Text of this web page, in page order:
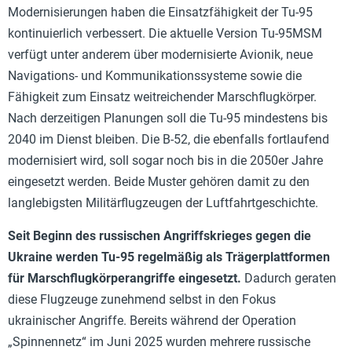
Modernisierungen haben die Einsatzfähigkeit der Tu-95
kontinuierlich verbessert. Die aktuelle Version Tu-95MSM
verfügt unter anderem über modernisierte Avionik, neue
Navigations- und Kommunikationssysteme sowie die
Fähigkeit zum Einsatz weitreichender Marschflugkörper.
Nach derzeitigen Planungen soll die Tu-95 mindestens bis
2040 im Dienst bleiben. Die B-52, die ebenfalls fortlaufend
modernisiert wird, soll sogar noch bis in die 2050er Jahre
eingesetzt werden. Beide Muster gehören damit zu den
langlebigsten Militärflugzeugen der Luftfahrtgeschichte.
Seit Beginn des russischen Angriffskrieges gegen die
Ukraine werden Tu-95 regelmäßig als Trägerplattformen
für Marschflugkörperangriffe eingesetzt. Dadurch geraten
diese Flugzeuge zunehmend selbst in den Fokus
ukrainischer Angriffe. Bereits während der Operation
„Spinnennetz“ im Juni 2025 wurden mehrere russische